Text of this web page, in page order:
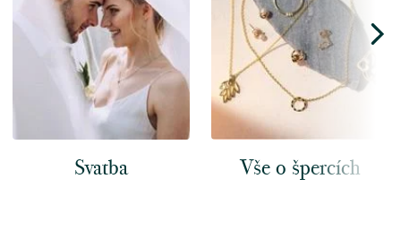
Svatba Vše o špercích